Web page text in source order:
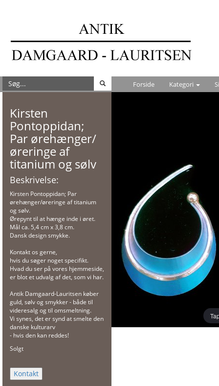
Forside Kategori
Kirsten
Pontoppidan;
Par ørehænger/
øreringe af
titanium og sølv
Beskrivelse:
Kirsten Pontoppidan; Par
ørehænger/øreringe af titanium
og sølv.
Ørepynt til at hænge inde i øret.
Mål ca. 5,4 cm x 3,8 cm.
Dansk design smykke.
Kontakt os gerne,
hvis du søger noget specifikt.
Hvad du ser på vores hjemmeside,
er blot et udvalg af det, som vi har.
Antik Damgaard-Lauritsen køber
guld, sølv og smykker - både til
videresalg og til omsmeltning.
Vi synes, det er synd at smelte den
danske kulturarv
- hvis den kan reddes!
Solgt